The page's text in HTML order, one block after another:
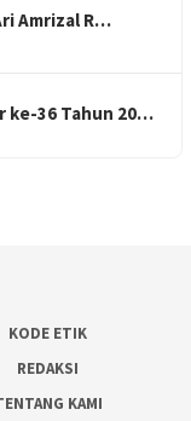
Amrizal R…
ke-36 Tahun 20…
KODE ETIK
REDAKSI
KAMI